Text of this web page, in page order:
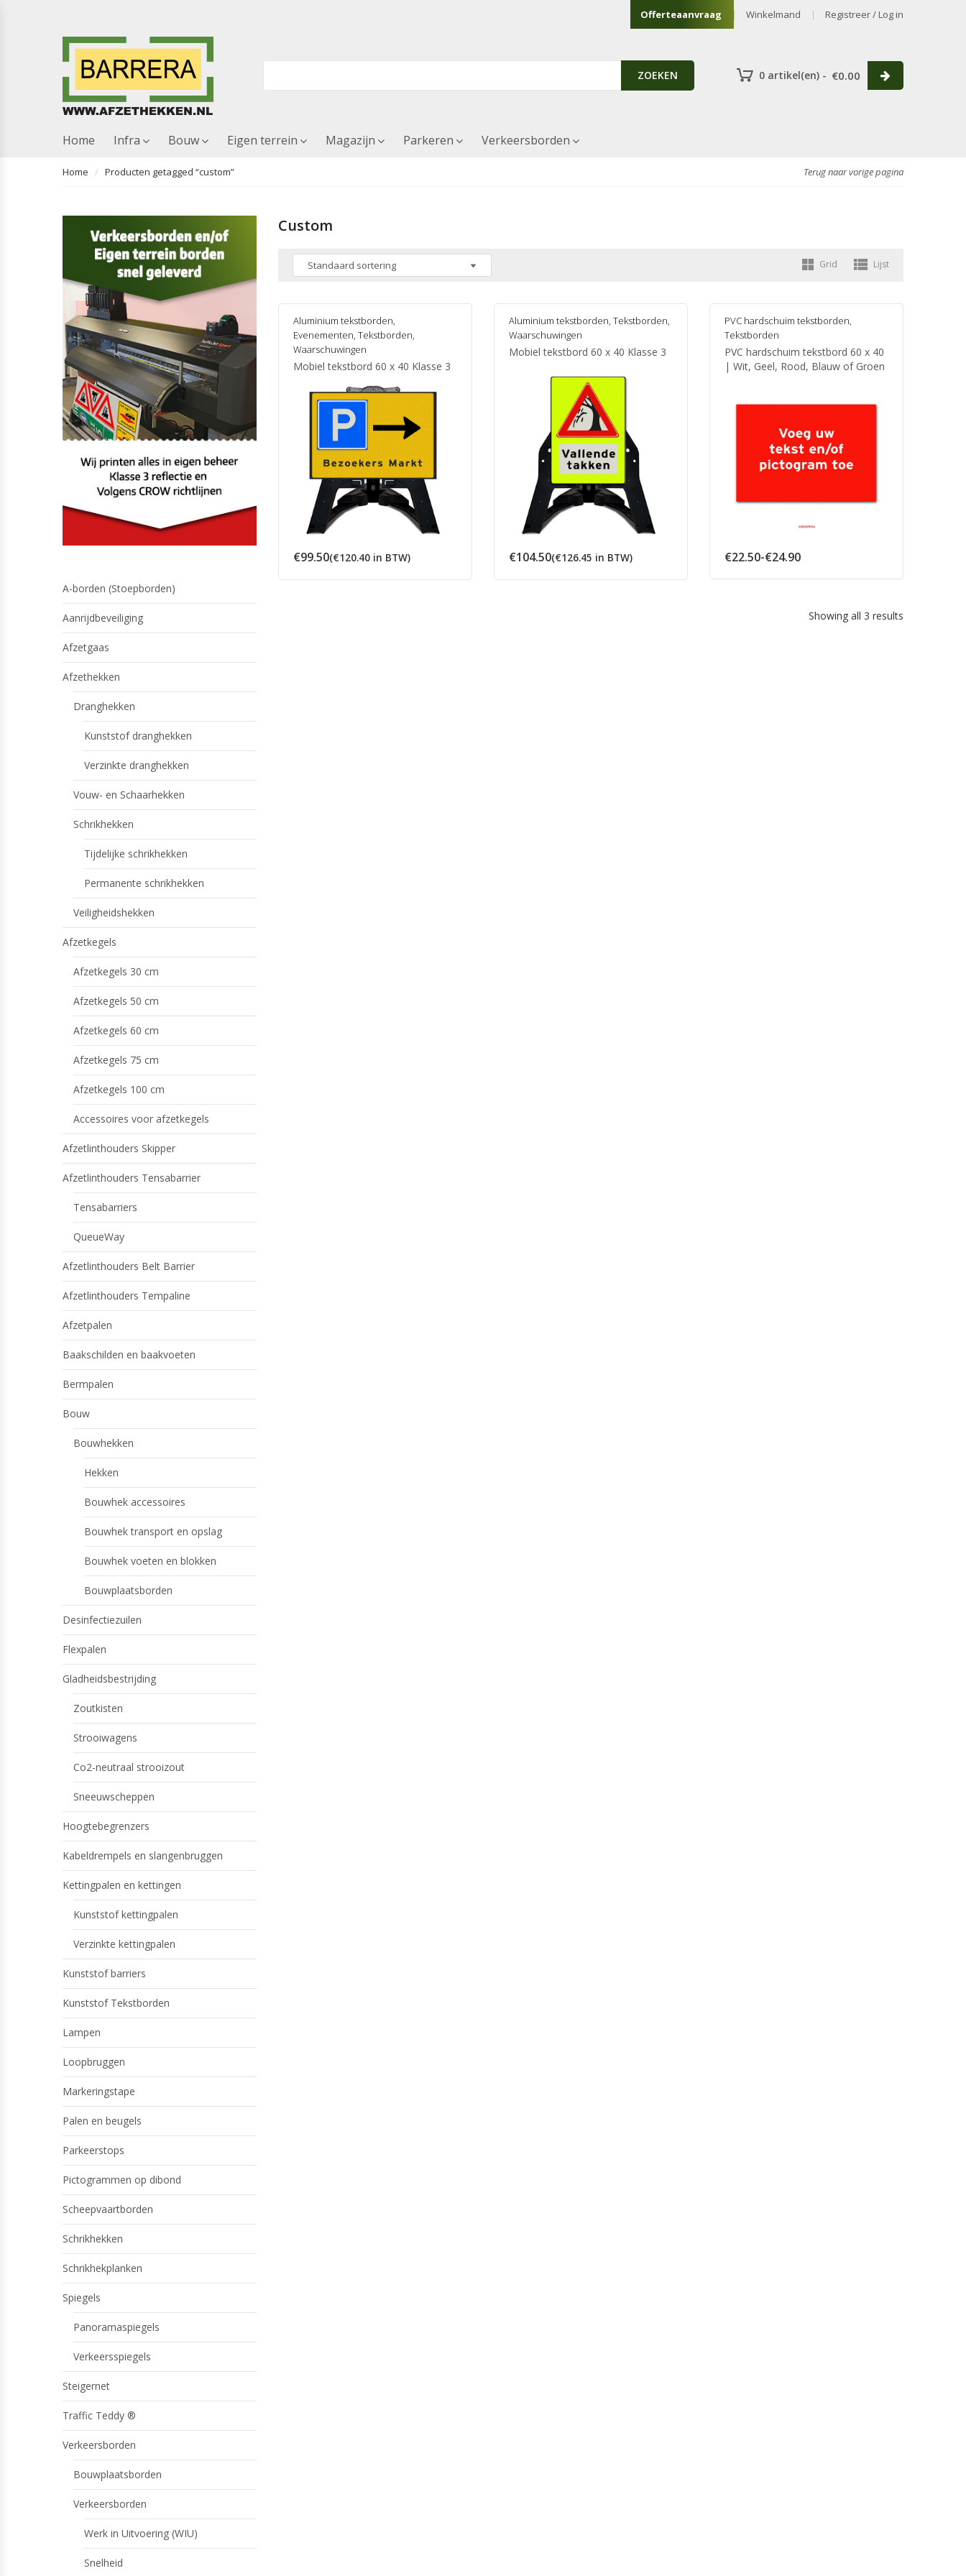
Offerteaanvraag Winkelmand Registreer / Log in
ZOEKEN 0 artikel(en) - €0.00
Home Infra Bouw Eigen terrein Magazijn Parkeren Verkeersborden
Home Producten getagged “custom” Terug naar vorige pagina
Custom
Grid Lijst
Aluminium tekstborden,
Evenementen, Tekstborden,
Waarschuwingen
Mobiel tekstbord 60 x 40 Klasse 3
€99.50(€120.40 in BTW)
Aluminium tekstborden, Tekstborden,
Waarschuwingen
Mobiel tekstbord 60 x 40 Klasse 3
€104.50(€126.45 in BTW)
PVC hardschuim tekstborden,
Tekstborden
PVC hardschuim tekstbord 60 x 40
| Wit, Geel, Rood, Blauw of Groen
€22.50-€24.90Prijsklasse:
Showing all 3 results
A-borden (Stoepborden)
Aanrijdbeveiliging
Afzetgaas
Afzethekken
Dranghekken
Kunststof dranghekken
Verzinkte dranghekken
Vouw- en Schaarhekken
Schrikhekken
Tijdelijke schrikhekken
Permanente schrikhekken
Veiligheidshekken
Afzetkegels
Afzetkegels 30 cm
Afzetkegels 50 cm
Afzetkegels 60 cm
Afzetkegels 75 cm
Afzetkegels 100 cm
Accessoires voor afzetkegels
Afzetlinthouders Skipper
Afzetlinthouders Tensabarrier
Tensabarriers
QueueWay
Afzetlinthouders Belt Barrier
Afzetlinthouders Tempaline
Afzetpalen
Baakschilden en baakvoeten
Bermpalen
Bouw
Bouwhekken
Hekken
Bouwhek accessoires
Bouwhek transport en opslag
Bouwhek voeten en blokken
Bouwplaatsborden
Desinfectiezuilen
Flexpalen
Gladheidsbestrijding
Zoutkisten
Strooiwagens
Co2-neutraal strooizout
Sneeuwscheppen
Hoogtebegrenzers
Kabeldrempels en slangenbruggen
Kettingpalen en kettingen
Kunststof kettingpalen
Verzinkte kettingpalen
Kunststof barriers
Kunststof Tekstborden
Lampen
Loopbruggen
Markeringstape
Palen en beugels
Parkeerstops
Pictogrammen op dibond
Scheepvaartborden
Schrikhekken
Schrikhekplanken
Spiegels
Panoramaspiegels
Verkeersspiegels
Steigernet
Traffic Teddy ®
Verkeersborden
Bouwplaatsborden
Verkeersborden
Werk in Uitvoering (WIU)
Snelheid